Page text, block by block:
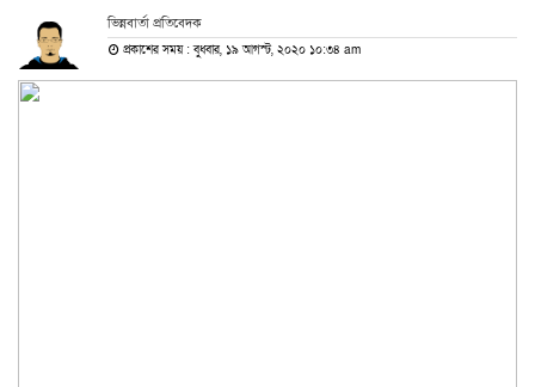
ভিন্নবার্তা প্রতিবেদক
প্রকাশের সময় : বুধবার, ১৯ আগস্ট, ২০২০ ১০:৩৪ am